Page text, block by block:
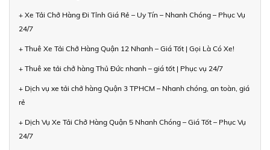
+ Xe Tải Chở Hàng Đi Tỉnh Giá Rẻ – Uy Tín – Nhanh Chóng – Phục Vụ
24/7
+ Thuê Xe Tải Chở Hàng Quận 12 Nhanh – Giá Tốt | Gọi Là Có Xe!
+ Thuê xe tải chở hàng Thủ Đức nhanh – giá tốt | Phục vụ 24/7
+ Dịch vụ xe tải chở hàng Quận 3 TPHCM – Nhanh chóng, an toàn, giá
rẻ
+ Dịch Vụ Xe Tải Chở Hàng Quận 5 Nhanh Chóng – Giá Tốt – Phục Vụ
24/7